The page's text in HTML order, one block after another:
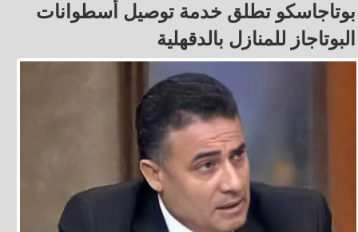
بوتاجاسكو تطلق خدمة توصيل أسطوانات
البوتاجاز للمنازل بالدقهلية